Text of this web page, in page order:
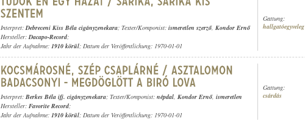
Interpret:Debreceni Kiss Béla cigányzenekara; Texter/Komponist: ismeretlen szerző, Kondor Ernő
Hersteller:Dacapo-Record;
Jahr der Aufnahme: 1910 körül; Datum der Veröffentlichung: 1970-01-01
Gattung:
hallgatóegyveleg
Interpret: Berkes Béla ifj. cigányzenekara; Texter/Komponist: népdal, Kondor Ernő, ismeretlen
Hersteller: Favorite Record;
Jahr der Aufnahme: 1910 körül; Datum der Veröffentlichung: 1970-01-01
Gattung:
csárdás